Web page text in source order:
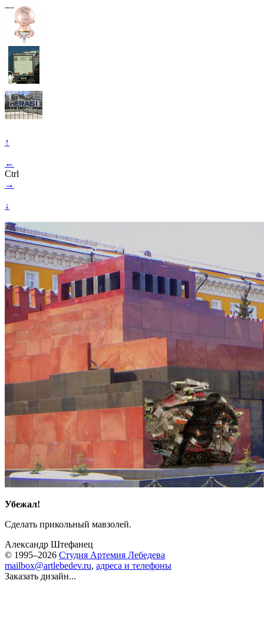
↑
←
Ctrl
→
↓
Убежал!
Сделать прикольный мавзолей.
Александр Штефанец
© 1995–2026 Студия Артемия Лебедева
mailbox@artlebedev.ru, адреса и телефоны
Заказать дизайн...